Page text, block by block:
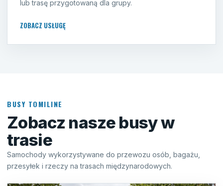
lub trasę przygotowaną dla grupy.
ZOBACZ USŁUGĘ
BUSY TOMILINE
Zobacz nasze busy w
trasie
Samochody wykorzystywane do przewozu osób, bagażu,
przesyłek i rzeczy na trasach międzynarodowych.